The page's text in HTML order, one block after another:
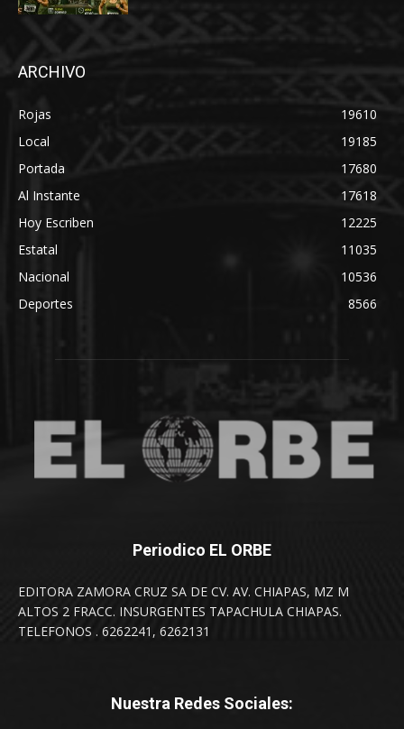
ARCHIVO
Rojas
19610
Local
19185
Portada
17680
Al Instante
17618
Hoy Escriben
12225
Estatal
11035
Nacional
10536
Deportes
8566
Periodico EL ORBE
EDITORA ZAMORA CRUZ SA DE CV. AV. CHIAPAS, MZ M
ALTOS 2 FRACC. INSURGENTES TAPACHULA CHIAPAS.
TELEFONOS . 6262241, 6262131
Nuestra Redes Sociales: